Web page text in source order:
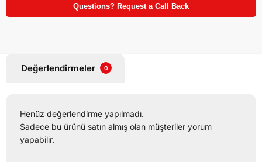
Questions? Request a Call Back
Değerlendirmeler 0
Henüz değerlendirme yapılmadı.
Sadece bu ürünü satın almış olan müşteriler yorum
yapabilir.